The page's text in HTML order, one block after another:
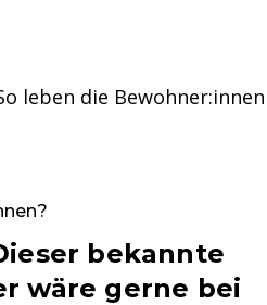
leben die Bewohner:innen
bekannte
wäre gerne bei